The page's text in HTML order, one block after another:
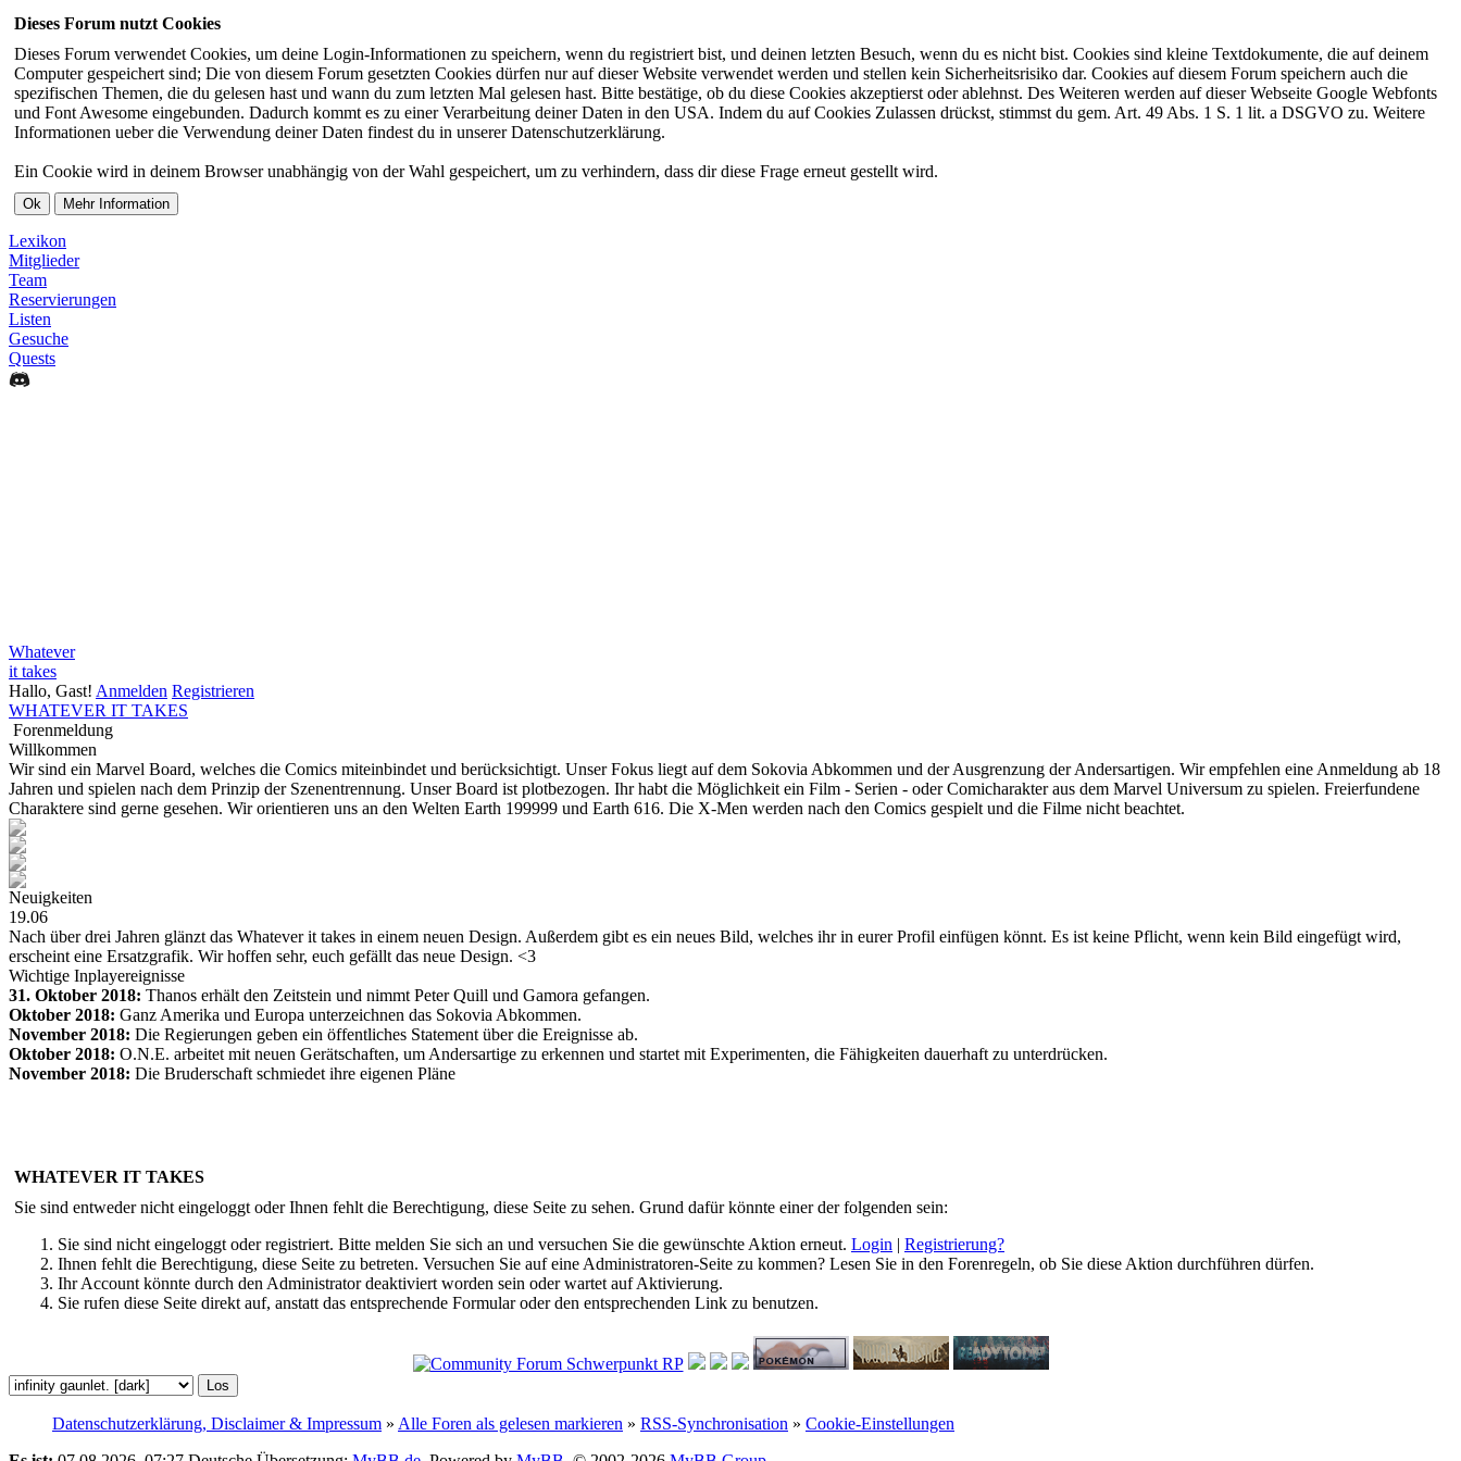
Dieses Forum nutzt Cookies
Dieses Forum verwendet Cookies, um deine Login-Informationen zu speichern, wenn du registriert bist, und deinen letzten Besuch, wenn du es nicht bist. Cookies sind kleine Textdokumente, die auf deinem
Computer gespeichert sind; Die von diesem Forum gesetzten Cookies dürfen nur auf dieser Website verwendet werden und stellen kein Sicherheitsrisiko dar. Cookies auf diesem Forum speichern auch die
spezifischen Themen, die du gelesen hast und wann du zum letzten Mal gelesen hast. Bitte bestätige, ob du diese Cookies akzeptierst oder ablehnst. Des Weiteren werden auf dieser Webseite Google Webfonts
und Font Awesome eingebunden. Dadurch kommt es zu einer Verarbeitung deiner Daten in den USA. Indem du auf Cookies Zulassen drückst, stimmst du gem. Art. 49 Abs. 1 S. 1 lit. a DSGVO zu. Weitere
Informationen ueber die Verwendung deiner Daten findest du in unserer Datenschutzerklärung.
Ein Cookie wird in deinem Browser unabhängig von der Wahl gespeichert, um zu verhindern, dass dir diese Frage erneut gestellt wird.
Lexikon
Mitglieder
Team
Reservierungen
Listen
Gesuche
Quests
Whatever
it takes
Hallo, Gast! Anmelden Registrieren
WHATEVER IT TAKES
Forenmeldung
Willkommen
Wir sind ein Marvel Board, welches die Comics miteinbindet und berücksichtigt. Unser Fokus liegt auf dem Sokovia Abkommen und der Ausgrenzung der Andersartigen. Wir empfehlen eine Anmeldung ab 18
Jahren und spielen nach dem Prinzip der Szenentrennung. Unser Board ist plotbezogen. Ihr habt die Möglichkeit ein Film - Serien - oder Comicharakter aus dem Marvel Universum zu spielen. Freierfundene
Charaktere sind gerne gesehen. Wir orientieren uns an den Welten Earth 199999 und Earth 616. Die X-Men werden nach den Comics gespielt und die Filme nicht beachtet.
Neuigkeiten
19.06
Nach über drei Jahren glänzt das Whatever it takes in einem neuen Design. Außerdem gibt es ein neues Bild, welches ihr in eurer Profil einfügen könnt. Es ist keine Pflicht, wenn kein Bild eingefügt wird,
erscheint eine Ersatzgrafik. Wir hoffen sehr, euch gefällt das neue Design. <3
Wichtige Inplayereignisse
31. Oktober 2018: Thanos erhält den Zeitstein und nimmt Peter Quill und Gamora gefangen.
Oktober 2018: Ganz Amerika und Europa unterzeichnen das Sokovia Abkommen.
November 2018: Die Regierungen geben ein öffentliches Statement über die Ereignisse ab.
Oktober 2018: O.N.E. arbeitet mit neuen Gerätschaften, um Andersartige zu erkennen und startet mit Experimenten, die Fähigkeiten dauerhaft zu unterdrücken.
November 2018: Die Bruderschaft schmiedet ihre eigenen Pläne
WHATEVER IT TAKES
Sie sind entweder nicht eingeloggt oder Ihnen fehlt die Berechtigung, diese Seite zu sehen. Grund dafür könnte einer der folgenden sein:
Sie sind nicht eingeloggt oder registriert. Bitte melden Sie sich an und versuchen Sie die gewünschte Aktion erneut. Login | Registrierung?
Ihnen fehlt die Berechtigung, diese Seite zu betreten. Versuchen Sie auf eine Administratoren-Seite zu kommen? Lesen Sie in den Forenregeln, ob Sie diese Aktion durchführen dürfen.
Ihr Account könnte durch den Administrator deaktiviert worden sein oder wartet auf Aktivierung.
Sie rufen diese Seite direkt auf, anstatt das entsprechende Formular oder den entsprechenden Link zu benutzen.
Datenschutzerklärung, Disclaimer & Impressum » Alle Foren als gelesen markieren » RSS-Synchronisation » Cookie-Einstellungen